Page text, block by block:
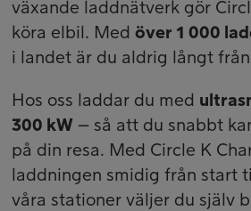
växande laddnätverk gör
köra elbil. Med över 1 000
i landet är du aldrig långt
Hos oss laddar du med
300 kW – så att du snabbt
på din resa. Med Circle K
laddningen smidig från start
våra stationer väljer du själv